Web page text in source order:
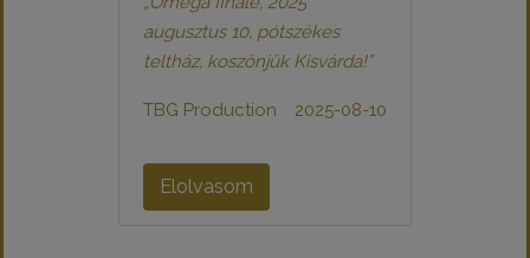
augusztus 10, pótszékes
teltház, koszönjük Kisvárda!”
2025-08-10
TBG Production
Elolvasom